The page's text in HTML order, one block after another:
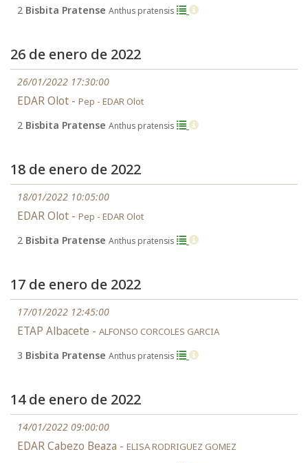
2 Bisbita Pratense Anthus pratensis
26 de enero de 2022
26/01/2022 17:30:00
EDAR Olot - Pep - EDAR Olot
2 Bisbita Pratense Anthus pratensis
18 de enero de 2022
18/01/2022 10:05:00
EDAR Olot - Pep - EDAR Olot
2 Bisbita Pratense Anthus pratensis
17 de enero de 2022
17/01/2022 12:45:00
ETAP Albacete - ALFONSO CORCOLES GARCIA
3 Bisbita Pratense Anthus pratensis
14 de enero de 2022
14/01/2022 09:00:00
EDAR Cabezo Beaza - ELISA RODRIGUEZ GOMEZ